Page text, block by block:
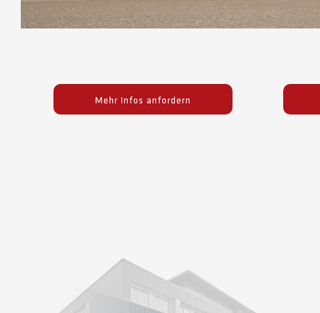
Mehr Infos anfordern